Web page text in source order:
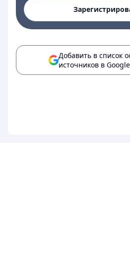
Добавить в список
источников в Google